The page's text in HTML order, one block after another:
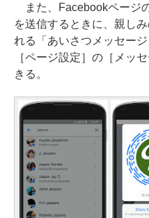
また、Facebookページ
を送信するときに、親し
れる「あいさつメッセー
［ページ設定］の［メッ
きる。